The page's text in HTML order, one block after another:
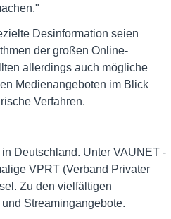
Desinformation seien
der großen Online-
allerdings auch mögliche
Medienangeboten im Blick
Verfahren.
Deutschland. Unter VAUNET -
VPRT (Verband Privater
Zu den vielfältigen
Streamingangebote.